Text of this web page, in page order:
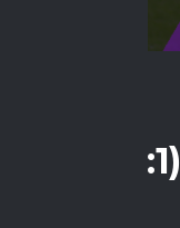
4 : 2 (2:1)